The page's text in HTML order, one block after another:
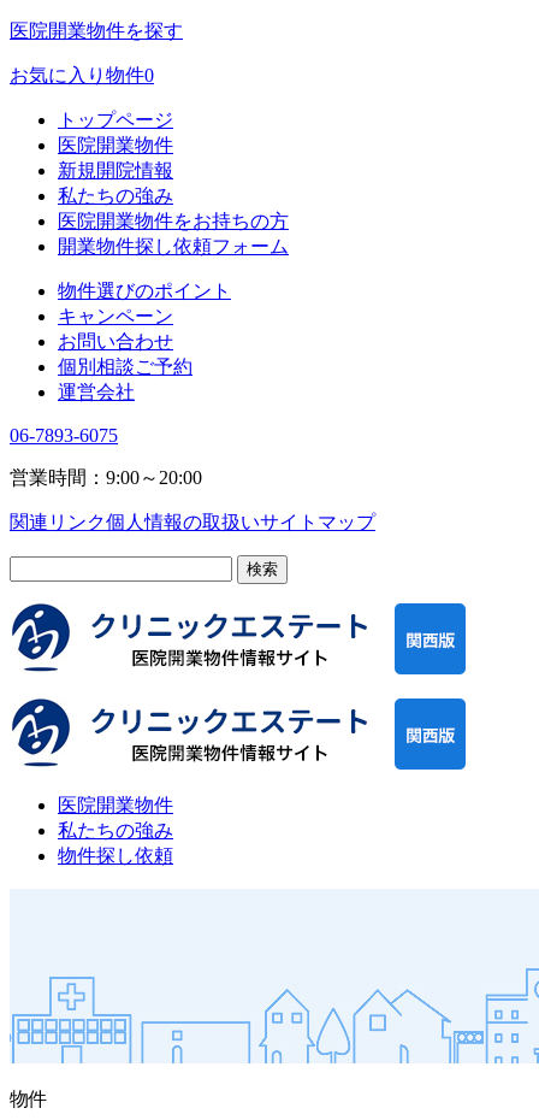
医院開業物件を探す
お気に入り物件0
トップページ
医院開業物件
新規開院情報
私たちの強み
医院開業物件をお持ちの方
開業物件探し依頼フォーム
物件選びのポイント
キャンペーン
お問い合わせ
個別相談ご予約
運営会社
06-7893-6075
営業時間：9:00～20:00
関連リンク個人情報の取扱いサイトマップ
医院開業物件
私たちの強み
物件探し依頼
物件